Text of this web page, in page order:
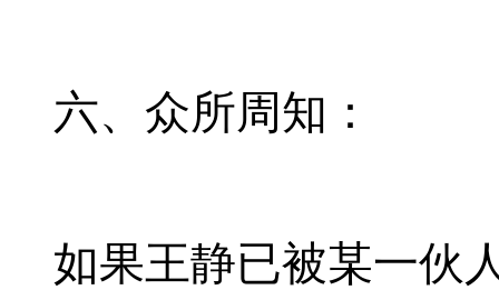
六、众所周知：
如果王静已被某一伙